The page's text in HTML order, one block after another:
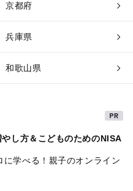
京都府
兵庫県
和歌山県
し方＆こどものためのNISA
に学べる！親子のオンライン